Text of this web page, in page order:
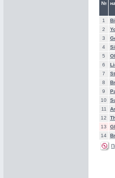
№
1
2
3
4
5
6
7
8
9
10
11
12
13
14